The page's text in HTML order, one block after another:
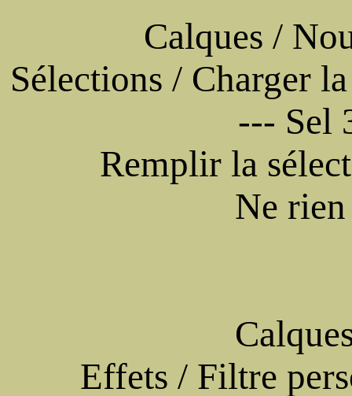
Calques /
Sélections / Charger
--- Sel
Remplir la
Ne
Effets / Filtre